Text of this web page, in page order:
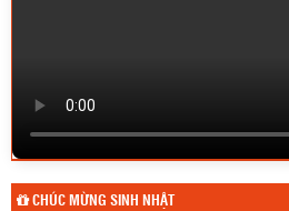
CHÚC MỪNG SINH NHẬT